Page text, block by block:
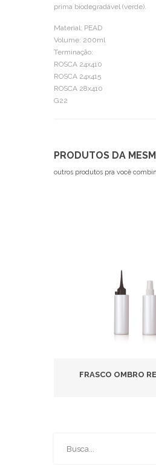
prima biodegradável (verde).
Material: PEAD
Volume: 200ml
Terminação:
ROSCA 24x410
ROSCA 24x415
ROSCA 28x410
G22
PRODUTOS DA
outros produtos pra você
FRASCO OMBRO